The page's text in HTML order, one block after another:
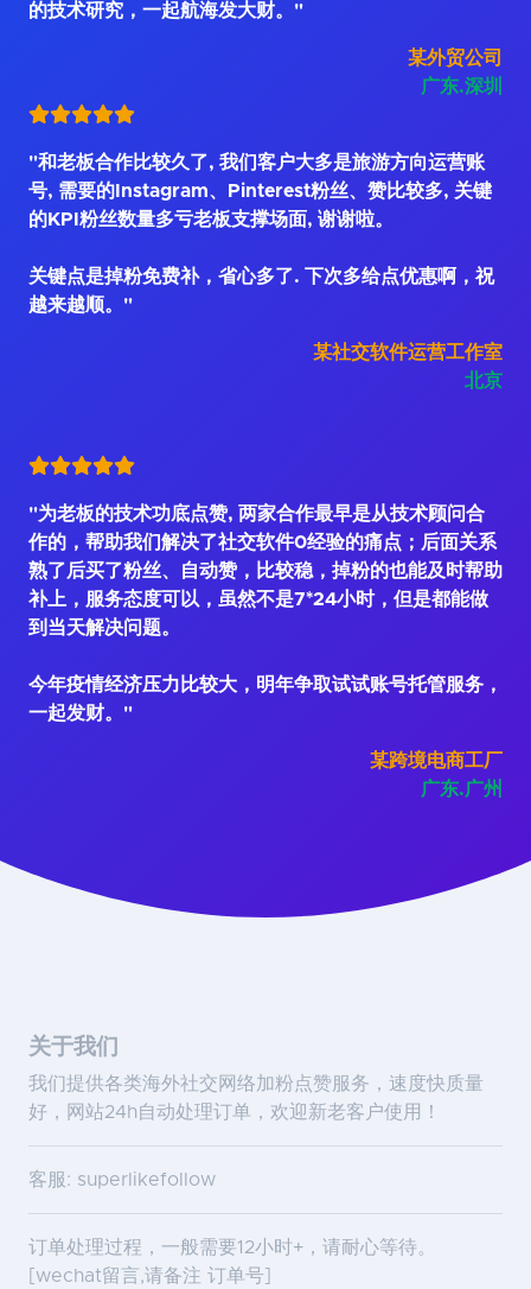
的技术研究，一起航海发大财。"
某外贸公司
广东.深圳
"和老板合作比较久了, 我们客户大多是旅游方向运营账
号, 需要的Instagram、Pinterest粉丝、赞比较多, 关键
的KPI粉丝数量多亏老板支撑场面, 谢谢啦。
关键点是掉粉免费补，省心多了. 下次多给点优惠啊，祝
越来越顺。"
某社交软件运营工作室
北京
"为老板的技术功底点赞, 两家合作最早是从技术顾问合
作的，帮助我们解决了社交软件0经验的痛点；后面关系
熟了后买了粉丝、自动赞，比较稳，掉粉的也能及时帮助
补上，服务态度可以，虽然不是7*24小时，但是都能做
到当天解决问题。
今年疫情经济压力比较大，明年争取试试账号托管服务，
一起发财。"
某跨境电商工厂
广东.广州
关于我们
我们提供各类海外社交网络加粉点赞服务，速度快质量
好，网站24h自动处理订单，欢迎新老客户使用！
客服: superlikefollow
订单处理过程，一般需要12小时+，请耐心等待。
[wechat留言,请备注 订单号]